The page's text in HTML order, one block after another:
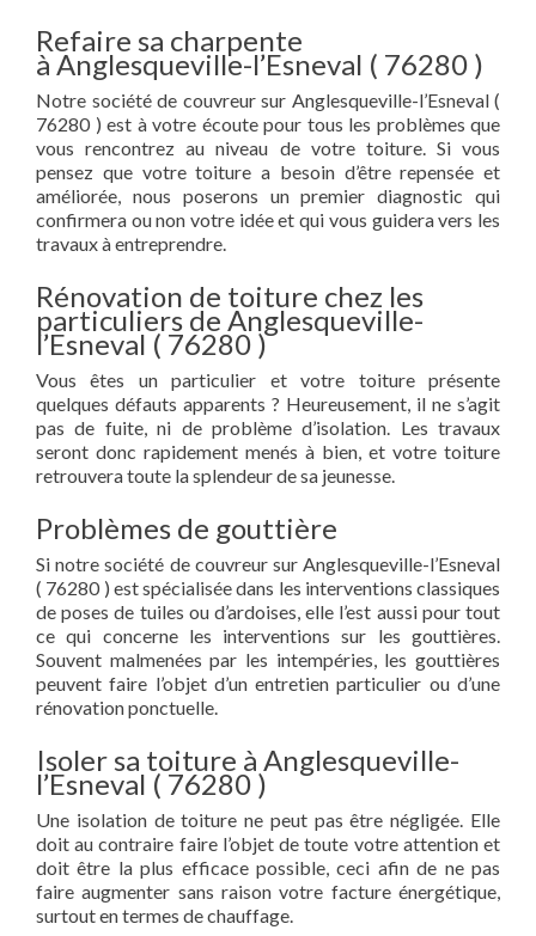
Refaire sa charpente
à Anglesqueville-l’Esneval ( 76280 )
Notre société de couvreur sur Anglesqueville-l’Esneval (
76280 ) est à votre écoute pour tous les problèmes que
vous rencontrez au niveau de votre toiture. Si vous
pensez que votre toiture a besoin d’être repensée et
améliorée, nous poserons un premier diagnostic qui
confirmera ou non votre idée et qui vous guidera vers les
travaux à entreprendre.
Rénovation de toiture chez les
particuliers de Anglesqueville-
l’Esneval ( 76280 )
Vous êtes un particulier et votre toiture présente
quelques défauts apparents ? Heureusement, il ne s’agit
pas de fuite, ni de problème d’isolation. Les travaux
seront donc rapidement menés à bien, et votre toiture
retrouvera toute la splendeur de sa jeunesse.
Problèmes de gouttière
Si notre société de couvreur sur Anglesqueville-l’Esneval
( 76280 ) est spécialisée dans les interventions classiques
de poses de tuiles ou d’ardoises, elle l’est aussi pour tout
ce qui concerne les interventions sur les gouttières.
Souvent malmenées par les intempéries, les gouttières
peuvent faire l’objet d’un entretien particulier ou d’une
rénovation ponctuelle.
Isoler sa toiture à Anglesqueville-
l’Esneval ( 76280 )
Une isolation de toiture ne peut pas être négligée. Elle
doit au contraire faire l’objet de toute votre attention et
doit être la plus efficace possible, ceci afin de ne pas
faire augmenter sans raison votre facture énergétique,
surtout en termes de chauffage.